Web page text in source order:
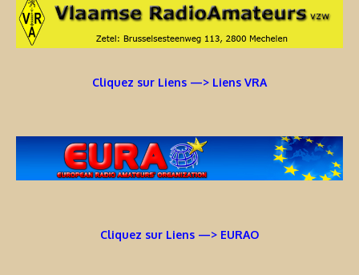
Cliquez sur Liens —> Liens VRA
Cliquez sur Liens —> EURAO